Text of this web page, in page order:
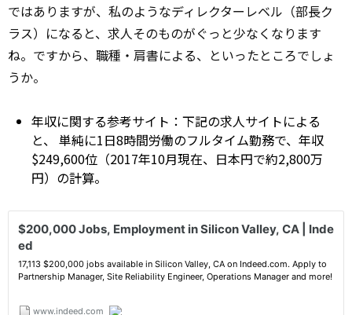
ではありますが、私のようなディレクターレベル（部長ク
ラス）になると、求人そのものがぐっと少なくなります
ね。ですから、職種・肩書による、といったところでしょ
うか。
年収に関する参考サイト：下記の求人サイトによる
と、 単純に1日8時間労働のフルタイム勤務で、年収
$249,600位（2017年10月現在、日本円で約2,800万
円）の計算。